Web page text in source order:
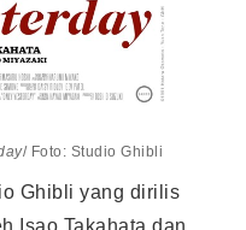
/ Foto: Studio Ghibli
Ghibli yang dirilis